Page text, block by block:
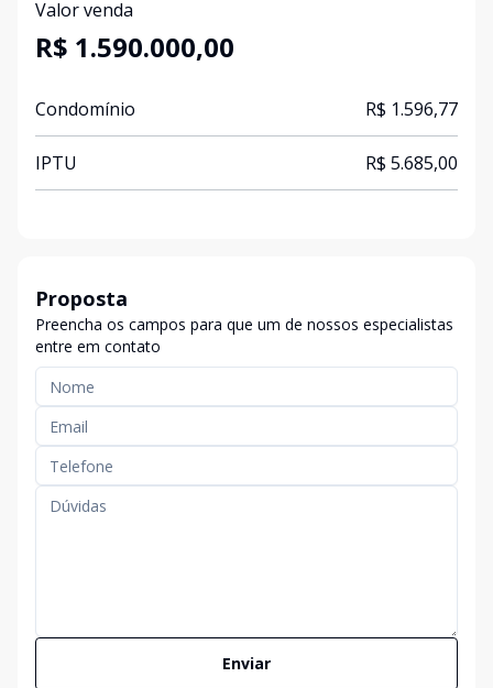
Valor venda
R$ 1.590.000,00
Condomínio R$ 1.596,77
IPTU R$ 5.685,00
Proposta
Preencha os campos para que um de nossos especialistas
entre em contato
Enviar